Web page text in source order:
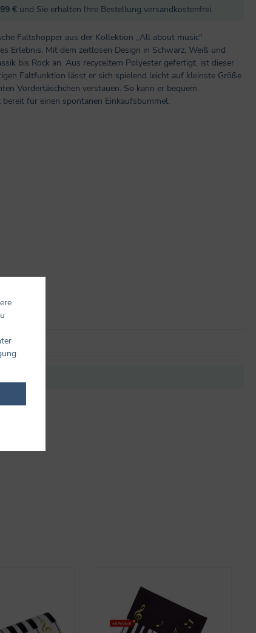
€ und Sie erhalten Ihre Bestellung versandkostenfrei.
Faltshopper aus der Kollektion „All about music"
Erlebnis. Mit dem zeitlosen Design in Schwarz, Weiß und
bis Rock an. Aus recyceltem Polyester gefertigt, ist dieser
Faltfunktion lässt er sich spielend leicht auf kleinste Größe
Vordertäschchen verstauen. So kann er bequem
für einen spontanen Einkaufsbummel.